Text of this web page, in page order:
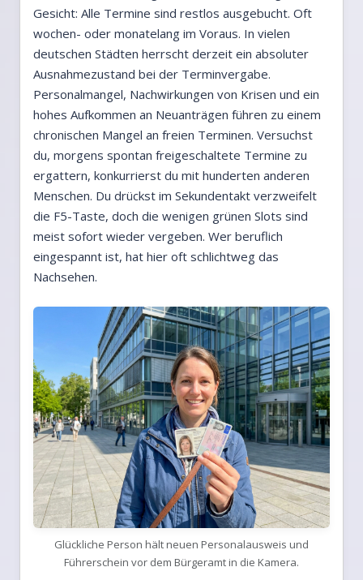
Gesicht: Alle Termine sind restlos ausgebucht. Oft
wochen- oder monatelang im Voraus. In vielen
deutschen Städten herrscht derzeit ein absoluter
Ausnahmezustand bei der Terminvergabe.
Personalmangel, Nachwirkungen von Krisen und ein
hohes Aufkommen an Neuanträgen führen zu einem
chronischen Mangel an freien Terminen. Versuchst
du, morgens spontan freigeschaltete Termine zu
ergattern, konkurrierst du mit hunderten anderen
Menschen. Du drückst im Sekundentakt verzweifelt
die F5-Taste, doch die wenigen grünen Slots sind
meist sofort wieder vergeben. Wer beruflich
eingespannt ist, hat hier oft schlichtweg das
Nachsehen.
Glückliche Person hält neuen Personalausweis und
Führerschein vor dem Bürgeramt in die Kamera.